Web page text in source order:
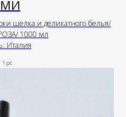
шелка и деликатного белья/
1000 мл
Италия
1 pc